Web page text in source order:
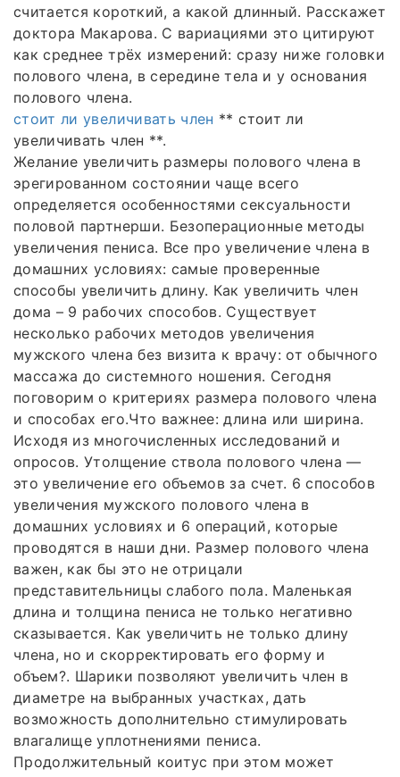
считается короткий, а какой длинный. Расскажет
доктора Макарова. С вариациями это цитируют
как среднее трёх измерений: сразу ниже головки
полового члена, в середине тела и у основания
полового члена.
стоит ли увеличивать член ** стоит ли
увеличивать член **.
Желание увеличить размеры полового члена в
эрегированном состоянии чаще всего
определяется особенностями сексуальности
половой партнерши. Безоперационные методы
увеличения пениса. Все про увеличение члена в
домашних условиях: самые проверенные
способы увеличить длину. Как увеличить член
дома – 9 рабочих способов. Существует
несколько рабочих методов увеличения
мужского члена без визита к врачу: от обычного
массажа до системного ношения. Сегодня
поговорим о критериях размера полового члена
и способах его.Что важнее: длина или ширина.
Исходя из многочисленных исследований и
опросов. Утолщение ствола полового члена —
это увеличение его объемов за счет. 6 способов
увеличения мужского полового члена в
домашних условиях и 6 операций, которые
проводятся в наши дни. Размер полового члена
важен, как бы это не отрицали
представительницы слабого пола. Маленькая
длина и толщина пениса не только негативно
сказывается. Как увеличить не только длину
члена, но и скорректировать его форму и
объем?. Шарики позволяют увеличить член в
диаметре на выбранных участках, дать
возможность дополнительно стимулировать
влагалище уплотнениями пениса.
Продолжительный коитус при этом может